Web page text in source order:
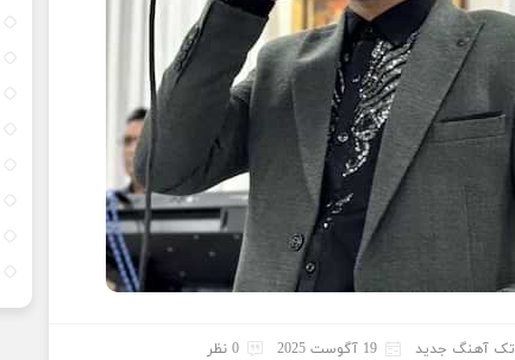
تک آهنگ جدید 19 آگوست 2025 0 نظر